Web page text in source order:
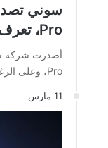
Pro، تعرف ميزاته
Pro، وعلى الرغم من أنه يعتبر تحديث صغير وغير رئيسي،…
11 مارس